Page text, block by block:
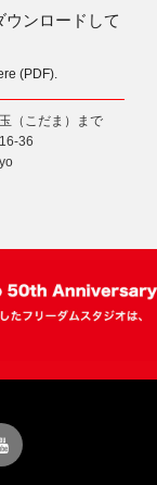
ンロードして
(PDF).
（こだま）まで
36